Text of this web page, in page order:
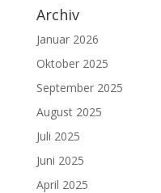
Archiv
Januar 2026
Oktober 2025
September 2025
August 2025
Juli 2025
Juni 2025
April 2025